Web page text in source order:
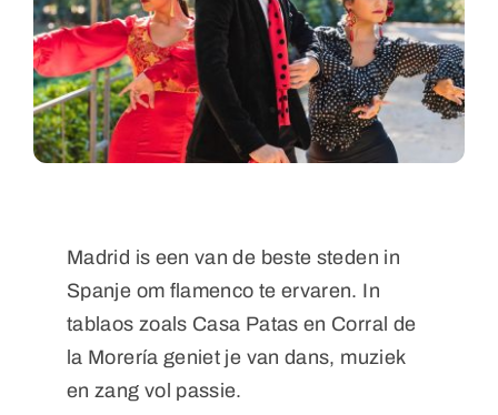
Madrid is een van de beste steden in
Spanje om flamenco te ervaren. In
tablaos zoals Casa Patas en Corral de
la Morería geniet je van dans, muziek
en zang vol passie.